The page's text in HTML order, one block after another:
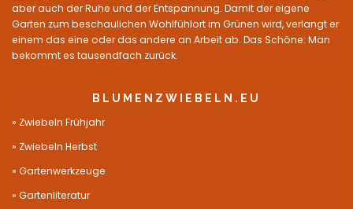
aber auch der Ruhe und der Entspannung. Damit der eigene
Garten zum beschaulichen Wohlfühlort im Grünen wird, verlangt er
einem das eine oder das andere an Arbeit ab. Das Schöne: Man
bekommt es tausendfach zurück.
BLUMENZWIEBELN.EU
Zwiebeln Frühjahr
Zwiebeln Herbst
Gartenwerkzeuge
Gartenliteratur